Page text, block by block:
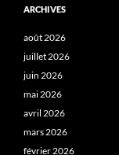
ARCHIVES
août 2026
juillet 2026
juin 2026
mai 2026
avril 2026
mars 2026
février 2026